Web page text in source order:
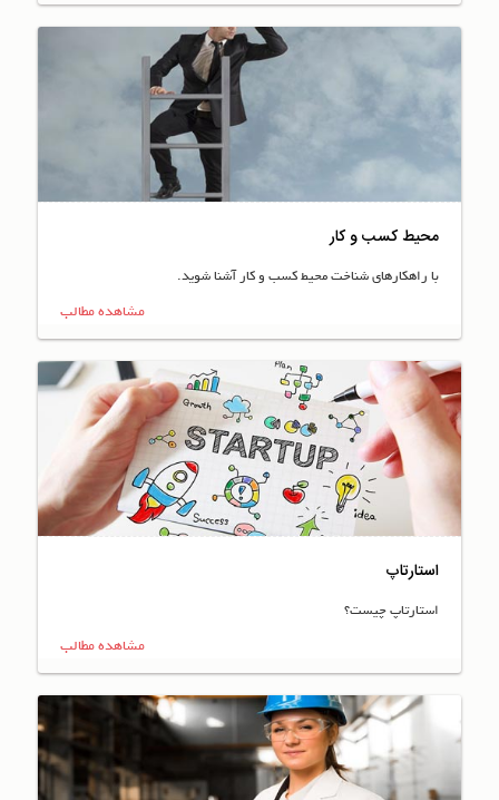
محیط کسب و کار
با راهکارهای شناخت محیط کسب و کار آشنا شوید.
مشاهده مطالب
استارتاپ
استارتاپ چیست؟
مشاهده مطالب